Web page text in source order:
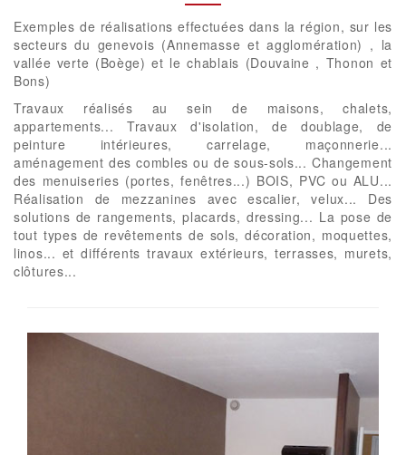
Exemples de réalisations effectuées dans la région, sur les
secteurs du genevois (Annemasse et agglomération) , la
vallée verte (Boège) et le chablais (Douvaine , Thonon et
Bons)
Travaux réalisés au sein de maisons, chalets,
appartements... Travaux d'isolation, de doublage, de
peinture intérieures, carrelage, maçonnerie...
aménagement des combles ou de sous-sols... Changement
des menuiseries (portes, fenêtres...) BOIS, PVC ou ALU...
Réalisation de mezzanines avec escalier, velux... Des
solutions de rangements, placards, dressing... La pose de
tout types de revêtements de sols, décoration, moquettes,
linos... et différents travaux extérieurs, terrasses, murets,
clôtures...